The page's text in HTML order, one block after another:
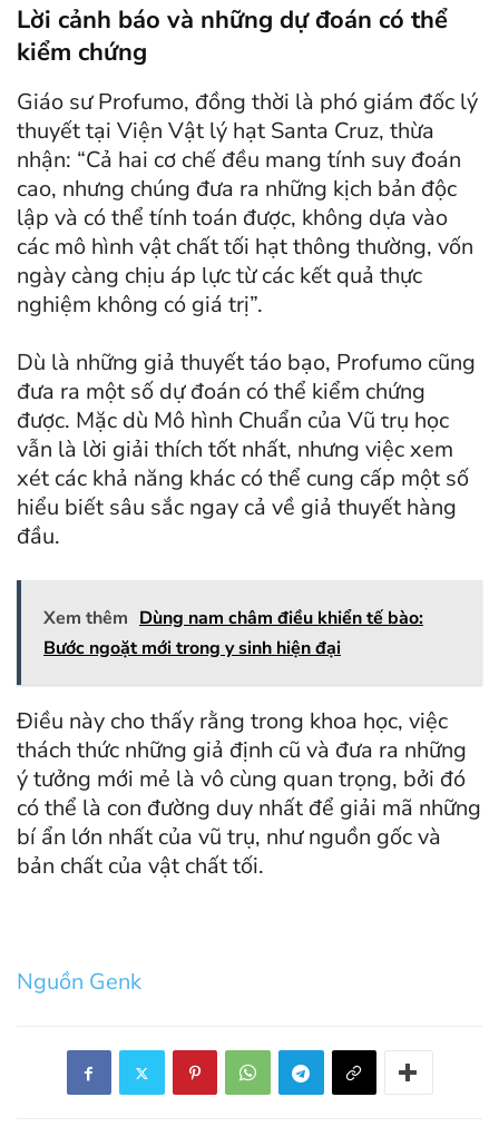
Lời cảnh báo và những dự đoán có thể
kiểm chứng
Giáo sư Profumo, đồng thời là phó giám đốc lý
thuyết tại Viện Vật lý hạt Santa Cruz, thừa
nhận: “Cả hai cơ chế đều mang tính suy đoán
cao, nhưng chúng đưa ra những kịch bản độc
lập và có thể tính toán được, không dựa vào
các mô hình vật chất tối hạt thông thường, vốn
ngày càng chịu áp lực từ các kết quả thực
nghiệm không có giá trị”.
Dù là những giả thuyết táo bạo, Profumo cũng
đưa ra một số dự đoán có thể kiểm chứng
được. Mặc dù Mô hình Chuẩn của Vũ trụ học
vẫn là lời giải thích tốt nhất, nhưng việc xem
xét các khả năng khác có thể cung cấp một số
hiểu biết sâu sắc ngay cả về giả thuyết hàng
đầu.
Xem thêm Dùng nam châm điều khiển tế bào:
Bước ngoặt mới trong y sinh hiện đại
Điều này cho thấy rằng trong khoa học, việc
thách thức những giả định cũ và đưa ra những
ý tưởng mới mẻ là vô cùng quan trọng, bởi đó
có thể là con đường duy nhất để giải mã những
bí ẩn lớn nhất của vũ trụ, như nguồn gốc và
bản chất của vật chất tối.
Nguồn Genk